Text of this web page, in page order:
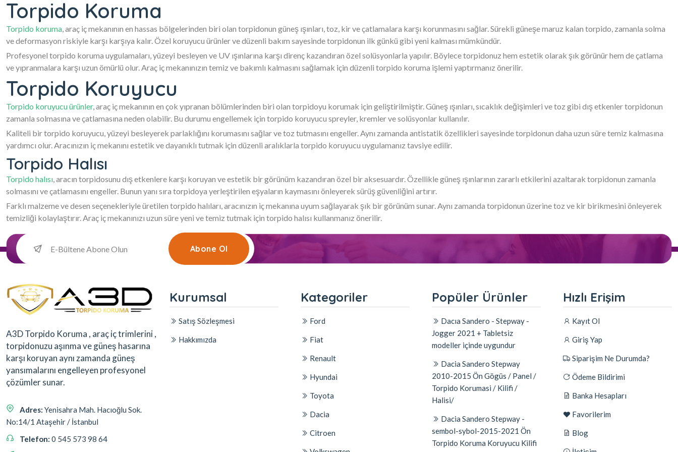
Torpido Koruma
Torpido koruma, araç iç mekanının en hassas bölgelerinden biri olan torpidonun güneş ışınları, toz, kir ve çatlamalara karşı korunmasını sağlar. Sürekli güneşe maruz kalan torpido, zamanla solma
ve deformasyon riskiyle karşı karşıya kalır. Özel koruyucu ürünler ve düzenli bakım sayesinde torpidonun ilk günkü gibi yeni kalması mümkündür.
Profesyonel torpido koruma uygulamaları, yüzeyi besleyen ve UV ışınlarına karşı direnç kazandıran özel solüsyonlarla yapılır. Böylece torpidonuz hem estetik olarak şık görünür hem de çatlama
ve yıpranmalara karşı uzun ömürlü olur. Araç iç mekanınızın temiz ve bakımlı kalmasını sağlamak için düzenli torpido koruma işlemi yaptırmanız önerilir.
Torpido Koruyucu
Torpido koruyucu ürünler, araç iç mekanının en çok yıpranan bölümlerinden biri olan torpidoyu korumak için geliştirilmiştir. Güneş ışınları, sıcaklık değişimleri ve toz gibi dış etkenler torpidonun
zamanla solmasına ve çatlamasına neden olabilir. Bu durumu engellemek için torpido koruyucu spreyler, kremler ve solüsyonlar kullanılır.
Kaliteli bir torpido koruyucu, yüzeyi besleyerek parlaklığını korumasını sağlar ve toz tutmasını engeller. Aynı zamanda antistatik özellikleri sayesinde torpidonun daha uzun süre temiz kalmasına
yardımcı olur. Aracınızın iç mekanını estetik ve dayanıklı tutmak için düzenli aralıklarla torpido koruyucu uygulamanız tavsiye edilir.
Torpido Halısı
Torpido halısı, aracın torpidosunu dış etkenlere karşı koruyan ve estetik bir görünüm kazandıran özel bir aksesuardır. Özellikle güneş ışınlarının zararlı etkilerini azaltarak torpidonun zamanla
solmasını ve çatlamasını engeller. Bunun yanı sıra torpidoya yerleştirilen eşyaların kaymasını önleyerek sürüş güvenliğini artırır.
Farklı malzeme ve desen seçenekleriyle üretilen torpido halıları, aracınızın iç mekanına uyum sağlayarak şık bir görünüm sunar. Aynı zamanda torpidonun üzerine toz ve kir birikmesini önleyerek
temizliği kolaylaştırır. Araç iç mekanınızı uzun süre yeni ve temiz tutmak için torpido halısı kullanmanız önerilir.
Abone Ol
A3D Torpido Koruma , araç iç trimlerini ,
torpidonuzu aşınma ve güneş hasarına
karşı koruyan aynı zamanda güneş
yansımalarını engelleyen profesyonel
çözümler sunar.
Adres: Yenisahra Mah. Hacıoğlu Sok.
No:14/1 Ataşehir / İstanbul
Telefon: 0 545 573 98 64
Kurumsal
Satış Sözleşmesi
Hakkımızda
Kategoriler
Ford
Fiat
Renault
Hyundai
Toyota
Dacia
Citroen
Popüler Ürünler
Dacıa Sandero - Stepway -
Jogger 2021 + Tabletsiz
modeller içinde uygundur
Dacia Sandero Stepway
2010-2015 Ön Gögüs / Panel /
Torpido Korumasi / Kilifi /
Halisi/
Dacia Sandero Stepway -
sembol-sybol-2015-2021 Ön
Torpido Koruma Koruyucu Kilifi
Hızlı Erişim
Kayıt Ol
Giriş Yap
Siparişim Ne Durumda?
Ödeme Bildirimi
Banka Hesapları
Favorilerim
Blog